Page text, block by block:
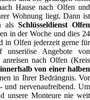
Hause nach Olfen und
Wohnung liegt. Dann ist
alsSchlüsseldienst Olfen
in der Woche und dies 24
in Olfen jederzeit gerne für
Angebote von
nach Olfen (Kreis
innerhalb von einer halben
in Ihrer Bedrängnis. Vor
und nervenaufreibend. Um
unsere Monteure nie weit